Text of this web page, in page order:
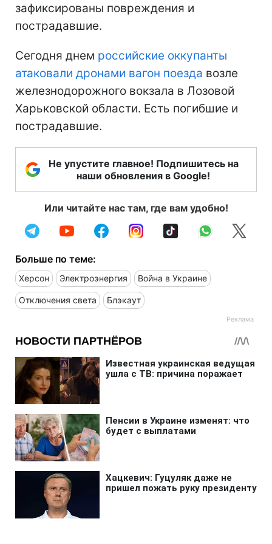
зафиксированы повреждения и
пострадавшие.
Сегодня днем российские оккупанты
атаковали дронами вагон поезда возле
железнодорожного вокзала в Лозовой
Харьковской области. Есть погибшие и
пострадавшие.
Не упустите главное! Подпишитесь на
наши обновления в Google!
Или читайте нас там, где вам удобно!
Больше по теме:
Херсон Электроэнергия Война в Украине
Отключения света Блэкаут